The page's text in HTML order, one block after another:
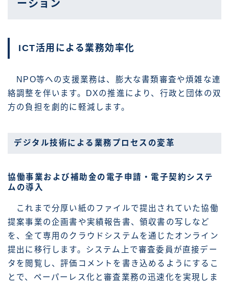
ーション
ICT活用による業務効率化
NPO等への支援業務は、膨大な書類審査や煩雑な連
絡調整を伴います。DXの推進により、行政と団体の双
方の負担を劇的に軽減します。
デジタル技術による業務プロセスの変革
協働事業および補助金の電子申請・電子契約システ
ムの導入
これまで分厚い紙のファイルで提出されていた協働
提案事業の企画書や実績報告書、領収書の写しなど
を、全て専用のクラウドシステムを通じたオンライン
提出に移行します。システム上で審査委員が直接デー
タを閲覧し、評価コメントを書き込めるようにするこ
とで、ペーパーレス化と審査業務の迅速化を実現しま